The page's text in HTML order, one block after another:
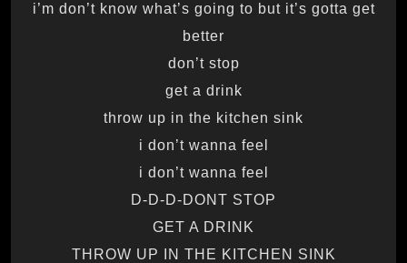
i’m don’t know what’s going to but it’s gotta get
better
don’t stop
get a drink
throw up in the kitchen sink
i don’t wanna feel
i don’t wanna feel
D-D-D-DONT STOP
GET A DRINK
THROW UP IN THE KITCHEN SINK